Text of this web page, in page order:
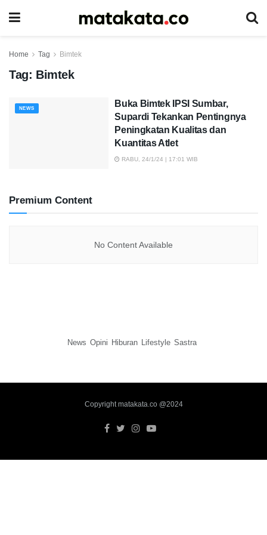
Home Tag Bimtek
Tag: Bimtek
NEWS
Buka Bimtek IPSI Sumbar,
Supardi Tekankan Pentingnya
Peningkatan Kualitas dan
Kuantitas Atlet
RABU, 24/1/24 | 17:01 WIB
Premium Content
No Content Available
News Opini Hiburan Lifestyle Sastra
Copyright matakata.co @2024